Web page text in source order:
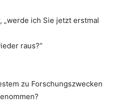
„werde ich Sie jetzt erstmal
raus?“
zu Forschungszwecken